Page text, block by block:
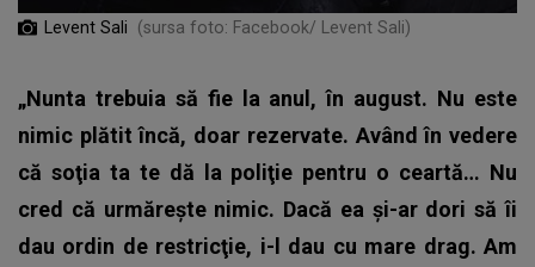
Levent Sali (sursa foto: Facebook/ Levent Sali)
„Nunta trebuia să fie la anul, în august. Nu este
nimic plătit încă, doar rezervate. Având în vedere
că soţia ta te dă la poliţie pentru o ceartă… Nu
cred că urmăreşte nimic. Dacă ea şi-ar dori să îi
dau ordin de restricţie, i-l dau cu mare drag. Am